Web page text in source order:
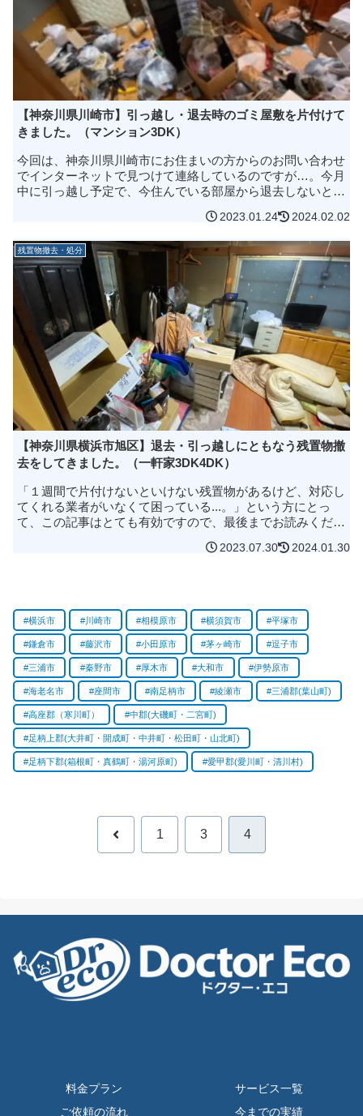
【神奈川県川崎市】引っ越し・退去時のゴミ屋敷を片付けて
きました。（マンション3DK）
今回は、神奈川県川崎市にお住まいの方からのお問い合わせ
でインターネットで見つけて連絡しているのですが…。今月
中に引っ越し予定で、今住んでいる部屋から退去しないとい
2023.01.24 2024.02.02
残置物撤去・処分
【神奈川県横浜市旭区】退去・引っ越しにともなう残置物撤
去をしてきました。（一軒家3DK4DK）
「１週間で片付けないといけない残置物があるけど、対応し
てくれる業者がいなくて困っている...。」という方にとっ
て、この記事はとても有効ですので、最後までお読みくださ
2023.07.30 2024.01.30
横浜市 川崎市 相模原市 横須賀市 平塚市
鎌倉市 藤沢市 小田原市 茅ヶ崎市 逗子市
三浦市 秦野市 厚木市 大和市 伊勢原市
海老名市 座間市 南足柄市 綾瀬市 三浦郡(葉山町)
高座郡（寒川町） 中郡(大磯町・二宮町)
足柄上郡(大井町・開成町・中井町・松田町・山北町)
足柄下郡(箱根町・真鶴町・湯河原町) 愛甲郡(愛川町・清川村)
前 1 3 4
料金プラン
サービス一覧
ご依頼の流れ
今までの実績